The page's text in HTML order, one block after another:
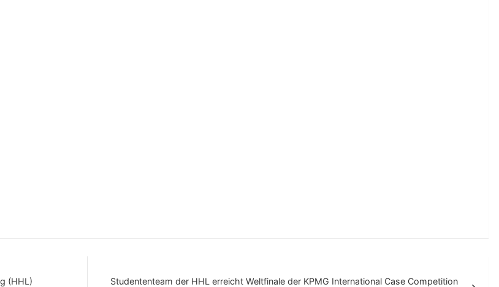
(HHL)
Studententeam der HHL erreicht Weltfinale der KPMG International Case Competition